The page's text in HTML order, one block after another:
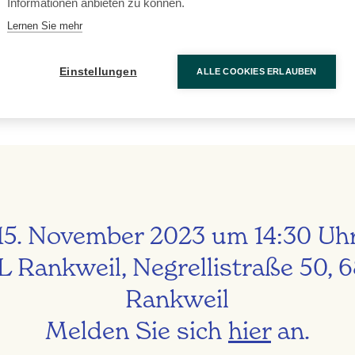
Partnerschulen in Europa?
hatErasmus+ Schulbildung
und Prioritäten hat das Programm Erasmus+?
können über Erasmus+ gefördert werden?
gutes eTwinning- bzw. Erasmus+ Projekt aus?
November 2023 um 14:30
Rankweil, Negrellistraße 50,
Rankweil
Melden Sie sich hieran.
Informationen anbieten zu können.
Lernen Sie mehr
Einstellungen ALLE COOKIES ERLAUBEN